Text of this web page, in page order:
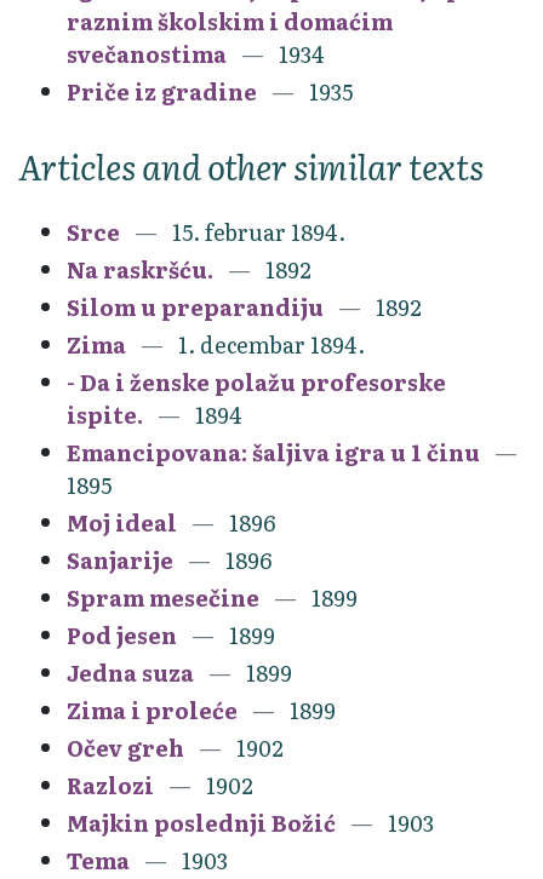
raznim školskim i domaćim
svečanostima
1934
Priče iz gradine
1935
Articles and other similar texts
Srce
15. februar 1894.
Na raskršću.
1892
Silom u preparandiju
1892
Zima
1. decembar 1894.
- Da i ženske polažu profesorske
ispite.
1894
Emancipovana: šaljiva igra u 1 činu
1895
Moj ideal
1896
Sanjarije
1896
Spram mesečine
1899
Pod jesen
1899
Jedna suza
1899
Zima i proleće
1899
Očev greh
1902
Razlozi
1902
Majkin poslednji Božić
1903
Tema
1903